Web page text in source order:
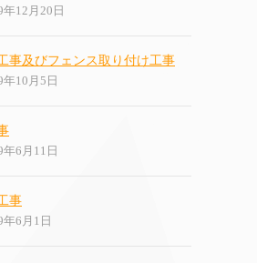
年12月20日
事及びフェンス取り付け工事
年10月5日
年6月11日
事
年6月1日